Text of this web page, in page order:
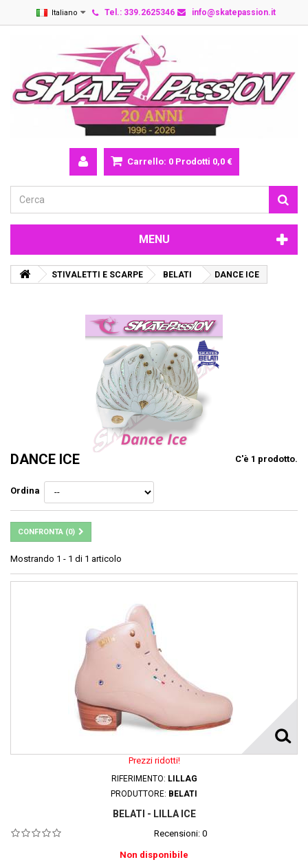
Italiano Tel.: 339.2625346 info@skatepassion.it
Carrello: 0 Prodotti 0,0 €
MENU
STIVALETTI E SCARPE BELATI DANCE ICE
DANCE ICE C'è 1 prodotto.
Ordina
CONFRONTA (0)
Mostrando 1 - 1 di 1 articolo
Prezzi ridotti!
RIFERIMENTO: LILLAG
PRODUTTORE: BELATI
BELATI - LILLA ICE
Recensioni: 0
Non disponibile